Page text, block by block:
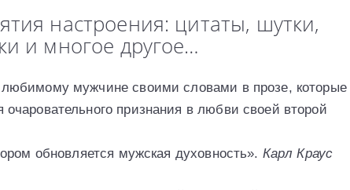
настроения: цитаты, шутки,
и многое другое…
мужчине своими словами в прозе, которые
признания в любви своей второй
обновляется мужская духовность». Карл Краус